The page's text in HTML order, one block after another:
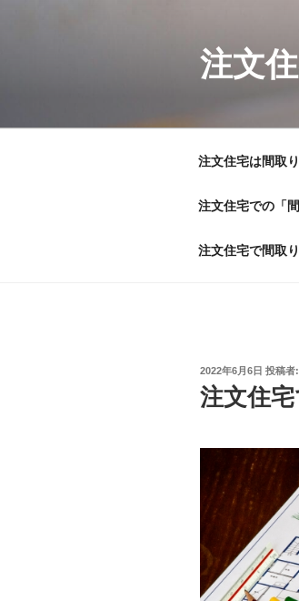
注文
注文住宅は間取
注文住宅での「
注文住宅で間取
投
稿
日:
2022年6月6日 投稿者:
注文住